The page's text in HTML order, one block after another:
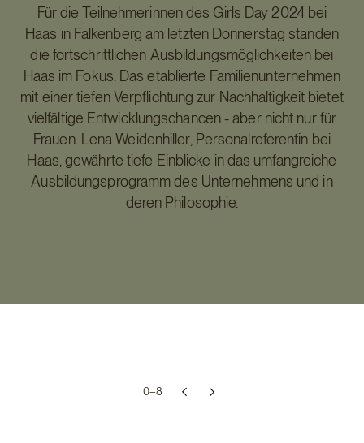
Für die Teilnehmerinnen des Girls Day 2024 bei
Haas in Falkenberg am letzten Donnerstag standen
die fortschrittlichen Ausbildungsmöglichkeiten bei
Haas im Fokus. Das etablierte Familienunternehmen
mit einer tiefen Verpflichtung zur Nachhaltigkeit bietet
vielfältige Entwicklungschancen - aber nicht nur für
Frauen. Lena Weidenhiller, Personalreferentin bei
Haas, gewährte tiefe Einblicke in das umfangreiche
Ausbildungsprogramm des Unternehmens und in
deren Philosophie.
0–8